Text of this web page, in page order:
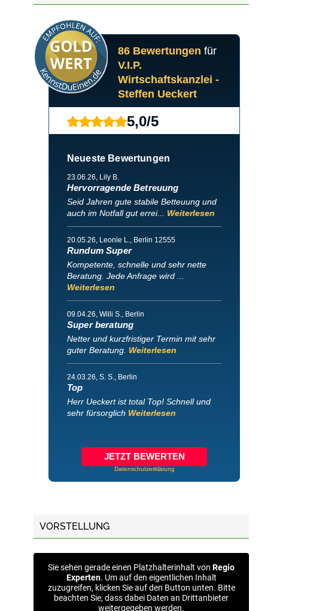
86 Bewertungen für
V.I.P.
Wirtschaftskanzlei -
Steffen Ueckert
5,0/5
Neueste Bewertungen
23.06.26, Lily B.
Hervorragende Betreuung
Seid Jahren gute stabile Betteuung und
auch im Notfall gut errei... Weiterlesen
20.05.26, Leonie L., Berlin 12555
Rundum Super
Kompetente, schnelle und sehr nette
Beratung. Jede Anfrage wird ...
Weiterlesen
09.04.26, Willi S., Berlin
Super beratung
Netter und kurzfristiger Termin mit sehr
guter Beratung. Weiterlesen
24.03.26, S. S., Berlin
Top
Herr Ueckert ist total Top! Schnell und
sehr fürsorglich Weiterlesen
JETZT BEWERTEN
Datenschutzerklärung
VORSTELLUNG
Sie sehen gerade einen Platzhalterinhalt von Regio
Experten. Um auf den eigentlichen Inhalt
zuzugreifen, klicken Sie auf den Button unten. Bitte
beachten Sie, dass dabei Daten an Drittanbieter
weitergegeben werden.